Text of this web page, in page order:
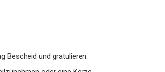
Bescheid und gratulieren.